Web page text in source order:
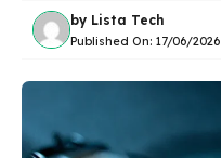
by Lista Tech
Published On: 17/06/2026